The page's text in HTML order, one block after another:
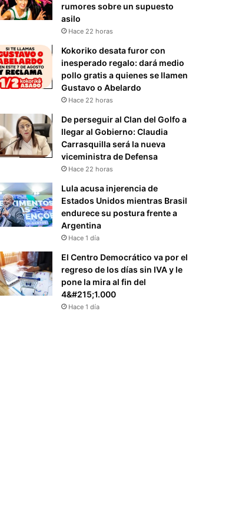
rumores sobre un supuesto
asilo
Hace 22 horas
Kokoriko desata furor con
inesperado regalo: dará medio
pollo gratis a quienes se llamen
Gustavo o Abelardo
Hace 22 horas
De perseguir al Clan del Golfo a
llegar al Gobierno: Claudia
Carrasquilla será la nueva
viceministra de Defensa
Hace 22 horas
Lula acusa injerencia de
Estados Unidos mientras Brasil
endurece su postura frente a
Argentina
Hace 1 día
El Centro Democrático va por el
regreso de los días sin IVA y le
pone la mira al fin del
4&#215;1.000
Hace 1 día